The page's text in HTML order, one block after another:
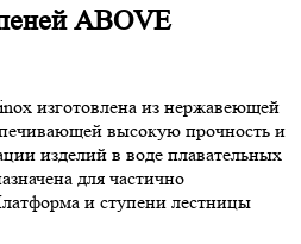
ABOVE
изготовлена из нержавеющей
высокую прочность и
изделий в воде плавательных
для частично
и ступени лестницы